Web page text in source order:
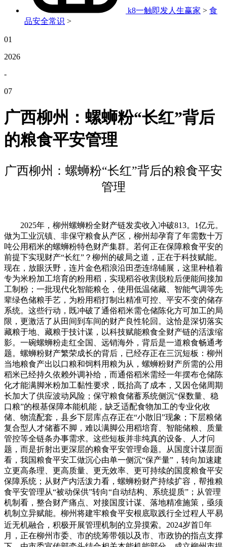
k8一触即发人生赢家 > 食
品安全常识 >
01
2026
-
07
广西柳州：螺蛳粉“长红”背后
的粮食平安管理
广西柳州：螺蛳粉“长红”背后的粮食平安
管理
2025年，柳州螺蛳粉全财产链发卖收入冲破813。1亿元。
做为工业沉镇、非保守粮食从产区，柳州却孕育了年需数十万
吨公用稻米的螺蛳粉特色财产集群。若何正在保障粮食平安的
前提下实现财产“长红”？柳州的破局之道，正在于科技赋能。
现在，放眼沃野，连片金色稻浪沿田垄连绵铺展，这里种植着
专为米粉加工培育的粉用稻，实现稻谷收割脱粒后便能间接加
工制粉；一批现代化智能粮仓，使用低温储藏、智能气调等先
辈绿色储粮手艺，为粉用稻打制出精准可控、平安不变的储存
系统。这些行动，既冲破了通俗稻米需仓储陈化方可加工的局
限，更激活了从田间到车间的财产良性轮回。这恰是深切落实
藏粮于地、藏粮于技计谋，以科技赋能粮食全财产链的活泼缩
影。一碗螺蛳粉走红全国、远销海外，背后是一道粮食畅通考
题。螺蛳粉财产繁荣成长的背后，已经存正在三沉短板：柳州
当地粮食产出以口粮和饲料用粮为从，螺蛳粉财产所需的公用
稻米已经持久依赖外调补给，而通俗稻米需经一年摆布仓储陈
化才能满脚米粉加工黏性要求，既抬高了成本，又因仓储周期
长加大了供应波动风险；保守粮食储蓄系统侧沉“保数量、稳
口粮”的根基保障本能机能，缺乏适配食物加工的专业化收
储、物流配套，县乡下层库点存正在“小散旧”现象；下层粮储
复合型人才储蓄不脚，难以满脚公用稻培育、智能储粮、质量
管控等全链条办事需求。这些短板并非纯真的设备、人才问
题，而是折射出更深层的粮食平安管理命题。从国度计谋层面
看，我国粮食平安工做沉心由单一侧沉“保产量”，转向加速建
立更高条理、更高质量、更无效率、更可持续的国度粮食平安
保障系统；从财产内活泼力看，螺蛳粉财产持续扩容，帮推粮
食平安管理从“被动保供”转向“自动结构、系统提质”；从管理
机制看，整合财产痛点、对接国度计谋、落地精准施策，亟须
机制立异赋能。柳州将建牢粮食平安根底取践行全过程人平易
近无机融合，积极开展管理机制的立异摸索。2024岁首年
月，正在柳州市委、市的统筹带领以及市、市政协的指点支撑